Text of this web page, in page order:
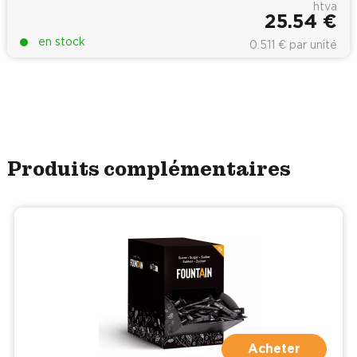
en stock
htva
25.54 €
0.511 € par unité
Produits complémentaires
Acheter